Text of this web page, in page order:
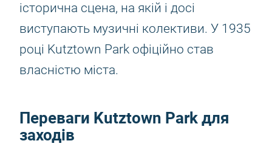
історична сцена, на якій і досі
виступають музичні колективи. У 1935
році Kutztown Park офіційно став
власністю міста.
Переваги Kutztown Park для
заходів